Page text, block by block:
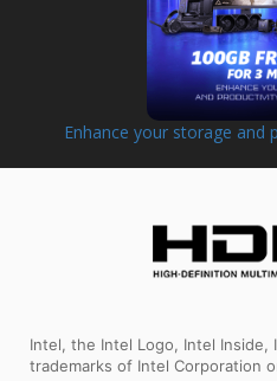
Enhance your storage and
Intel, the Intel Logo, Intel Inside,
trademarks of Intel Corporation